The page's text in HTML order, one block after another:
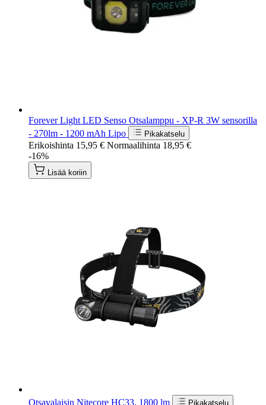
Forever Light LED Senso Otsalamppu - XP-R 3W sensorilla
- 270lm - 1200 mAh Lipo
Pikakatselu
Erikoishinta 15,95 € Normaalihinta 18,95 €
-16%
Lisää koriin
Otsavalaisin Nitecore HC33, 1800 lm Pikakatselu